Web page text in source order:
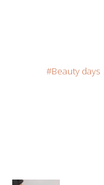
Beauty days